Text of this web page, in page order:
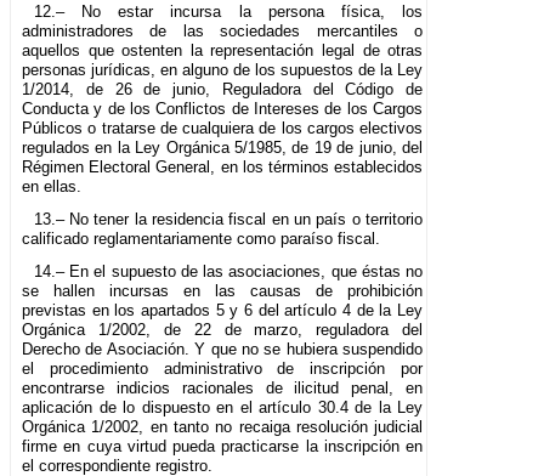
12.– No estar incursa la persona física, los
administradores de las sociedades mercantiles o
aquellos que ostenten la representación legal de otras
personas jurídicas, en alguno de los supuestos de la Ley
1/2014, de 26 de junio, Reguladora del Código de
Conducta y de los Conflictos de Intereses de los Cargos
Públicos o tratarse de cualquiera de los cargos electivos
regulados en la Ley Orgánica 5/1985, de 19 de junio, del
Régimen Electoral General, en los términos establecidos
en ellas.
13.– No tener la residencia fiscal en un país o territorio
calificado reglamentariamente como paraíso fiscal.
14.– En el supuesto de las asociaciones, que éstas no
se hallen incursas en las causas de prohibición
previstas en los apartados 5 y 6 del artículo 4 de la Ley
Orgánica 1/2002, de 22 de marzo, reguladora del
Derecho de Asociación. Y que no se hubiera suspendido
el procedimiento administrativo de inscripción por
encontrarse indicios racionales de ilicitud penal, en
aplicación de lo dispuesto en el artículo 30.4 de la Ley
Orgánica 1/2002, en tanto no recaiga resolución judicial
firme en cuya virtud pueda practicarse la inscripción en
el correspondiente registro.